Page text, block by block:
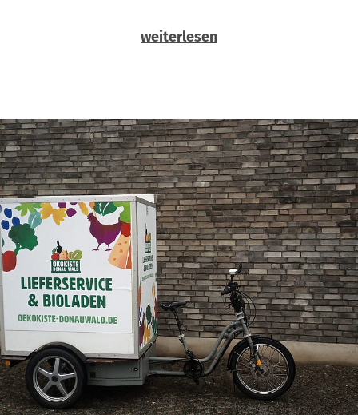
weiterlesen